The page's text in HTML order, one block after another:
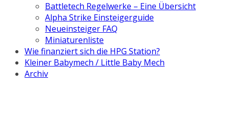
Battletech Regelwerke – Eine Übersicht
Alpha Strike Einsteigerguide
Neueinsteiger FAQ
Miniaturenliste
Wie finanziert sich die HPG Station?
Kleiner Babymech / Little Baby Mech
Archiv